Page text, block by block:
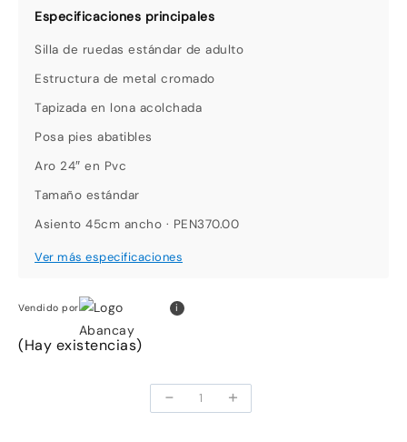
Silla de ruedas estándar de adulto
Estructura de metal cromado
Tapizada en lona acolchada
Posa pies abatibles
Aro 24″ en Pvc
Tamaño estándar
Asiento 45cm ancho · PEN370.00
Vendido por i
(Hay existencias)
-
Silla
de
+